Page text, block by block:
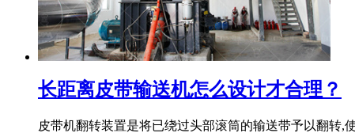
长距离皮带输送机怎么设计才合理？
皮带机翻转装置是将已绕过头部滚筒的输送带予以翻转,